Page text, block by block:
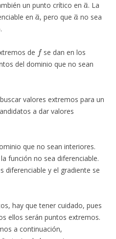
un punto crítico en
. La
en
a¯
, pero que
a¯
no sea
de
se dan en los
del dominio que no sean
valores extremos para un
a dar valores
que no sean interiores.
función no sea diferenciable.
diferenciable y el gradiente se
hay que tener cuidado, pues
ellos serán puntos extremos.
a continuación,